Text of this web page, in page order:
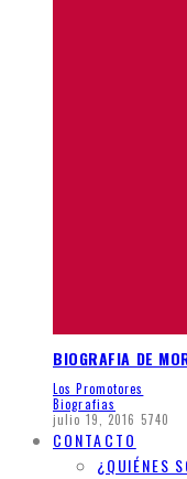
BIOGRAFIA DE
Los Promotores
Biografias
julio 19, 2016 5740
CONTACTO
¿QUIÉNES